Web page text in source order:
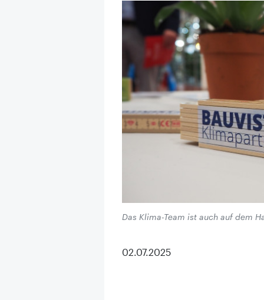
Das Klima-Team ist auch auf dem
02.07.2025